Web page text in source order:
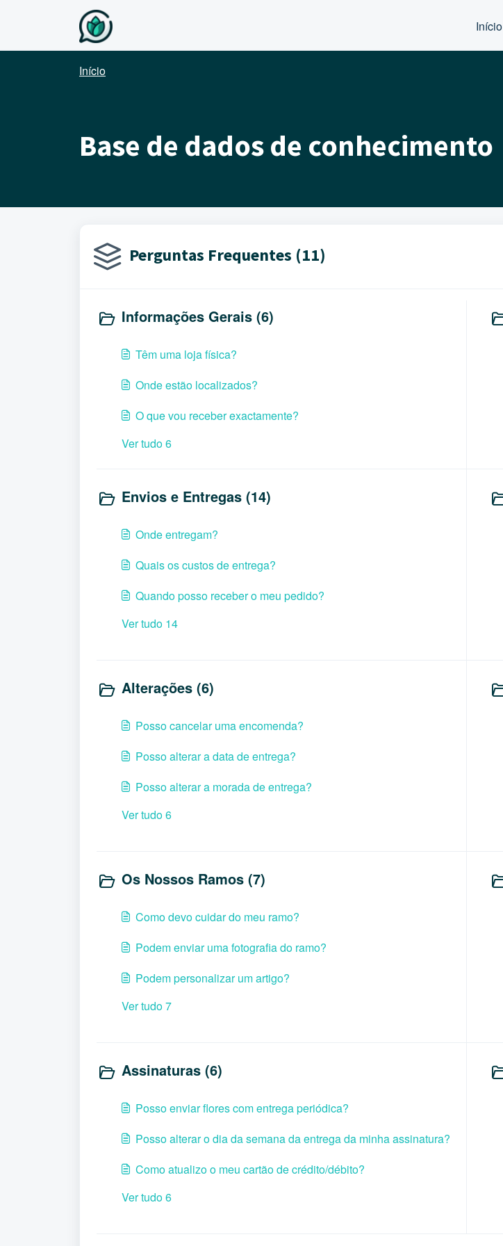
Avançar para o conteúdo principal
Início
Início
Base de dados de conhecimento
Perguntas Frequentes (11)
Informações Gerais (6)
Têm uma loja física?
Onde estão localizados?
O que vou receber exactamente?
Ver tudo 6
Envios e Entregas (14)
Onde entregam?
Quais os custos de entrega?
Quando posso receber o meu pedido?
Ver tudo 14
Alterações (6)
Posso cancelar uma encomenda?
Posso alterar a data de entrega?
Posso alterar a morada de entrega?
Ver tudo 6
Os Nossos Ramos (7)
Como devo cuidar do meu ramo?
Podem enviar uma fotografia do ramo?
Podem personalizar um artigo?
Ver tudo 7
Assinaturas (6)
Posso enviar flores com entrega periódica?
Posso alterar o dia da semana da entrega da minha assinatura?
Como atualizo o meu cartão de crédito/débito?
Ver tudo 6